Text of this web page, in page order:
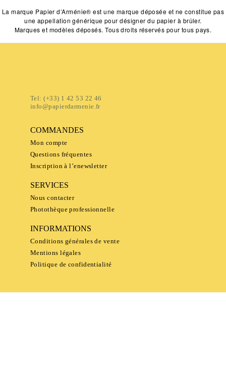
La marque Papier d’Arménie® est une marque déposée et ne constitue pas
une appellation générique pour désigner du papier à brûler.
Marques et modèles déposés. Tous droits réservés pour tous pays.
Tel: (+33) 1 42 53 22 46
info@papierdarmenie.fr
COMMANDES
Mon compte
Questions fréquentes
Inscription à l’enewsletter
SERVICES
Nous contacter
Photothèque professionnelle
INFORMATIONS
Conditions générales de vente
Mentions légales
Politique de confidentialité